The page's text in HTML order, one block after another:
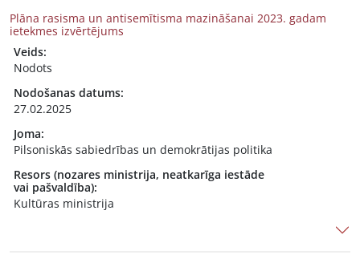
Plāna rasisma un antisemītisma mazināšanai 2023. gadam
ietekmes izvērtējums
Veids:
Nodots
Nodošanas datums:
27.02.2025
Joma:
Pilsoniskās sabiedrības un demokrātijas politika
Resors (nozares ministrija, neatkarīga iestāde
vai pašvaldība):
Kultūras ministrija